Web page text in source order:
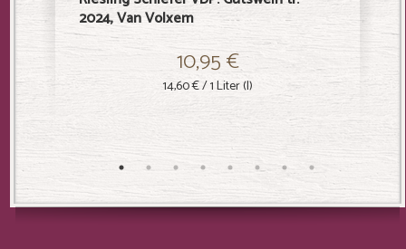
2024, Van Volxem
10,95 €
14,60 €/ 1 Liter (l)
Volxem